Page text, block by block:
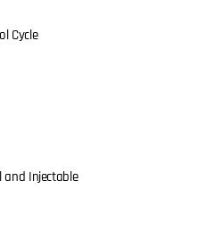
Cycle
and Injectable